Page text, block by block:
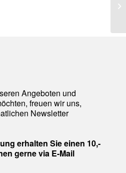
Angeboten und
freuen wir uns,
Newsletter
erhalten Sie einen 10,-
gerne via E-Mail